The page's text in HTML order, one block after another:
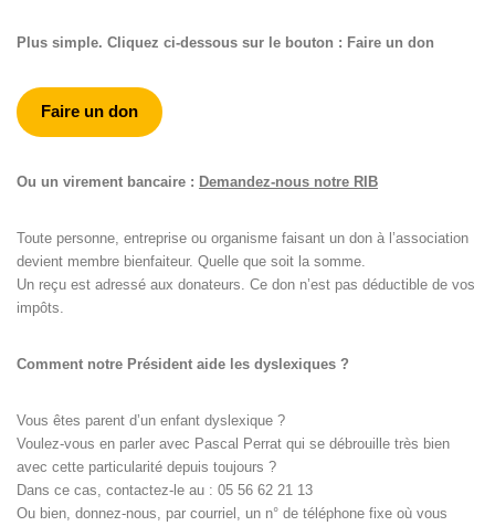
Plus simple. Cliquez ci-dessous sur le bouton : Faire un don
Faire un don
Ou un virement bancaire : Demandez-nous notre RIB
Toute personne, entreprise ou organisme faisant un don à l’association
devient membre bienfaiteur. Quelle que soit la somme.
Un reçu est adressé aux donateurs. Ce don n’est pas déductible de vos
impôts.
Comment notre Président aide les dyslexiques ?
Vous êtes parent d’un enfant dyslexique ?
Voulez-vous en parler avec Pascal Perrat qui se débrouille très bien
avec cette particularité depuis toujours ?
Dans ce cas, contactez-le au : 05 56 62 21 13
Ou bien, donnez-nous, par courriel, un n° de téléphone fixe où vous